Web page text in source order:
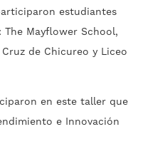
estudiantes
Mayflower School,
de Chicureo y Liceo
en este taller que
e Innovación